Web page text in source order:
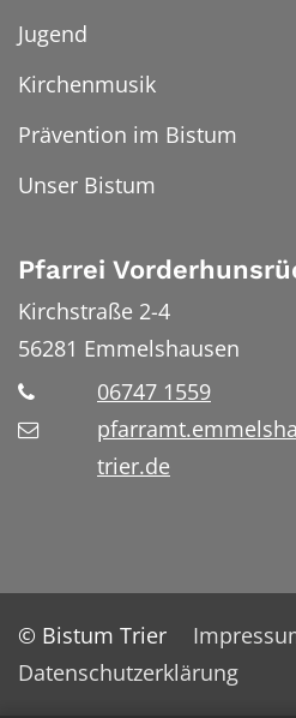
Jugend
Kirchenmusik
Prävention im Bistum
Unser Bistum
Pfarrei
Kirchstraße 2-4
56281 Emmelshausen
06747 1559
trier.de
© Bistum Trier
Datenschutzerklärung